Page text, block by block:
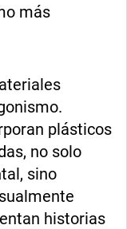
más
plásticos
no solo
sino
historias